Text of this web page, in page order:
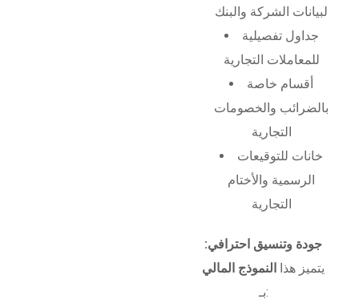
لبيانات الشركة والبنك
جداول تفصيلية
للمعاملات التجارية
أقسام خاصة
بالضرائب والخصومات
التجارية
خانات للتوقيعات
الرسمية والأختام
التجارية
جودة وتنسيق احترافي:
يتميز هذا
النموذج المالي
بـ: